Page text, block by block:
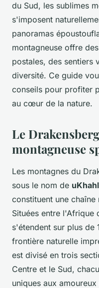
du Sud, les sublimes
s'imposent
panoramas
montagneuse offre des
postales, des sentiers
diversité. Ce guide
conseils pour profiter
au cœur de la nature.
Le
montagneuse
Les montagnes du
sous le nom de
constituent une
Situées entre l'Afrique
s'étendent sur plus de
frontière naturelle
est divisé en trois
Centre et le Sud,
uniques aux amoureux